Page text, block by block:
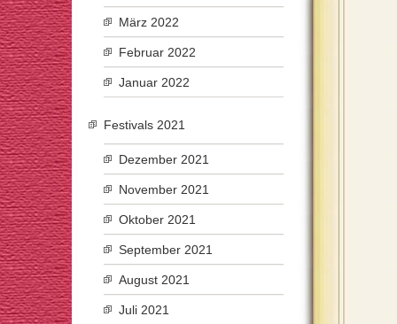
März 2022
Februar 2022
Januar 2022
Festivals 2021
Dezember 2021
November 2021
Oktober 2021
September 2021
August 2021
Juli 2021